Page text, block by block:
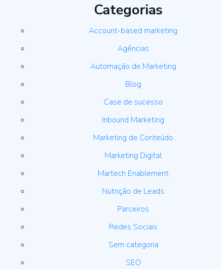
Categorias
Account-based marketing
Agências
Automação de Marketing
Blog
Case de sucesso
Inbound Marketing
Marketing de Conteúdo
Marketing Digital
Martech Enablement
Nutrição de Leads
Parceiros
Redes Sociais
Sem categoria
SEO